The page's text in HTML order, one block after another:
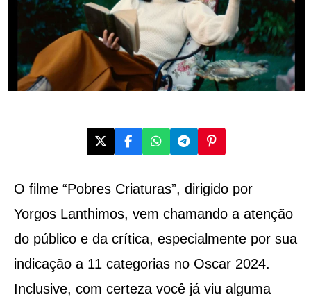
O filme “Pobres Criaturas”, dirigido por
Yorgos Lanthimos, vem chamando a atenção
do público e da crítica, especialmente por sua
indicação a 11 categorias no Oscar 2024.
Inclusive, com certeza você já viu alguma